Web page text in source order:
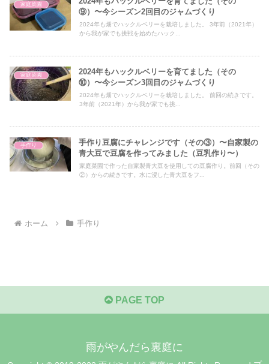
家庭菜園
⑨）〜今シーズン2回目のジャムづくり
2024年も畑でハックルベリーを栽培しました。 3年前（2021年）
から我が家でも挑戦を始めたハック...
家庭菜園
2024年もハックルベリーを育てました（その
⑩）〜今シーズン3回目のジャムづくり
2024年も畑でハックルベリーを栽培しました。 前回の続きです。
3年前（2021年）から我が家でも挑...
手作り
手作り豆腐にチャレンジです（その③）〜自家製の
青大豆で豆腐を作ってみました（豆乳作り〜）
家庭菜園で作った自家製青大豆を使用しての豆腐作り。前回（その
②）からの続きです。水に浸した青大豆をフ...
ホーム 手作り
PAGE TOP
雨がやんだら裏庭に